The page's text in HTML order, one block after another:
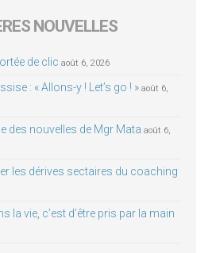
NOUVELLES
de clic août 6, 2026
: « Allons-y ! Let’s go ! » août 6,
des nouvelles de Mgr Mata août 6,
les dérives sectaires du coaching
la vie, c’est d’être pris par la main